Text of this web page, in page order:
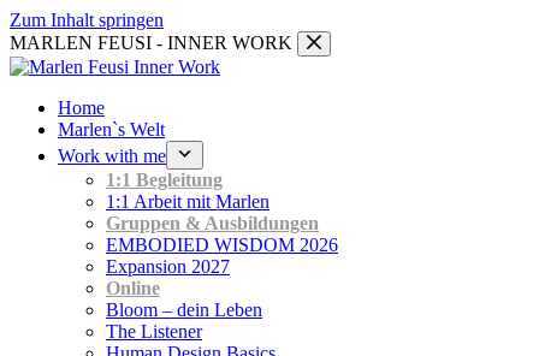
Zum Inhalt springen
MARLEN FEUSI - INNER WORK
Home
Marlen`s Welt
Work with me
1:1 Begleitung
1:1 Arbeit mit Marlen
Gruppen & Ausbildungen
EMBODIED WISDOM 2026
Expansion 2027
Online
Bloom – dein Leben
The Listener